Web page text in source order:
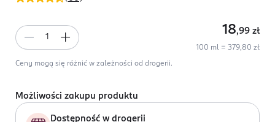
18,99 zł
100 ml = 379,80 zł
Ceny mogą się różnić w zależności od drogerii.
Możliwości zakupu produktu
Dostępność w drogerii